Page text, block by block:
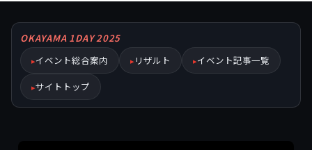
OKAYAMA 1DAY 2025
イベント総合案内
リザルト
イベント記事一覧
サイトトップ